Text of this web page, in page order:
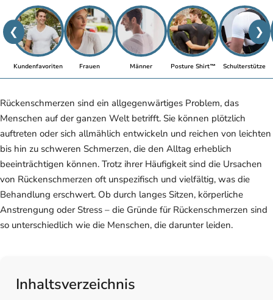
❮ ❯
Kundenfavoriten Frauen Männer Posture Shirt™ Schulterstütze
Rückenschmerzen sind ein allgegenwärtiges Problem, das
Menschen auf der ganzen Welt betrifft. Sie können plötzlich
auftreten oder sich allmählich entwickeln und reichen von leichten
bis hin zu schweren Schmerzen, die den Alltag erheblich
beeinträchtigen können. Trotz ihrer Häufigkeit sind die Ursachen
von Rückenschmerzen oft unspezifisch und vielfältig, was die
Behandlung erschwert. Ob durch langes Sitzen, körperliche
Anstrengung oder Stress – die Gründe für Rückenschmerzen sind
so unterschiedlich wie die Menschen, die darunter leiden.
Inhaltsverzeichnis